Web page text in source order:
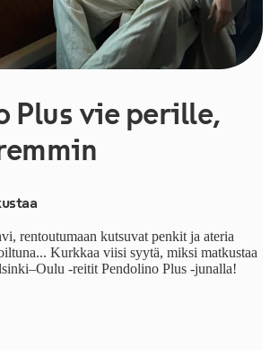
Plus vie perille,
rentoutumaan kutsuvat penkit ja ateria
Kurkkaa viisi syytä, miksi matkustaa
-reitit Pendolino Plus -junalla!